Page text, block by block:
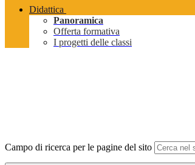
Didattica
Panoramica
Offerta formativa
I progetti delle classi
Campo di ricerca per le pagine del sito